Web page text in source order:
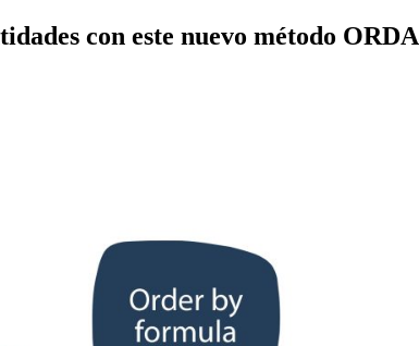
con este nuevo método ORDA